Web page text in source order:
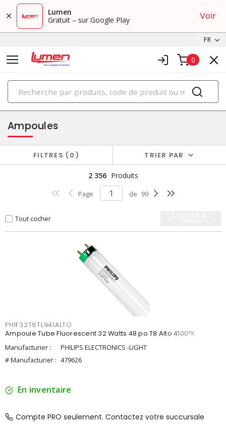
Lumen
Gratuit – sur Google Play
Voir
FR
0
PRODUITS
éclairage
Ampoules
FILTRES 0 TRIER PAR
2 356 Produits
Page de 99
Tout cocher
PHIF32T8TL941ALTO
Ampoule Tube Fluorescent 32 Watts 48 po T8 Alto 4100°K
Manufacturier :
PHILIPS ELECTRONICS -LIGHT
# Manufacturier : 479626
En inventaire
Compte PRO seulement. Contactez votre succursale